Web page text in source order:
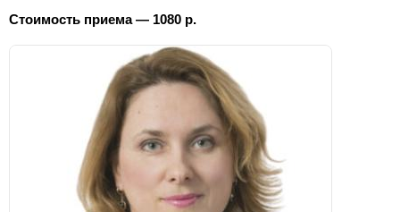
Стоимость приема — 1080 р.